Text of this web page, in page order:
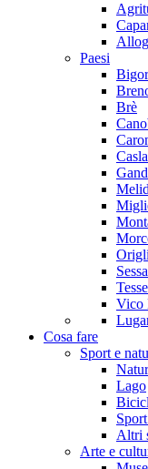
Paesi
Brè
Sessa
Vico
Cosa fare
Sport e
Lago
Altri
Arte e